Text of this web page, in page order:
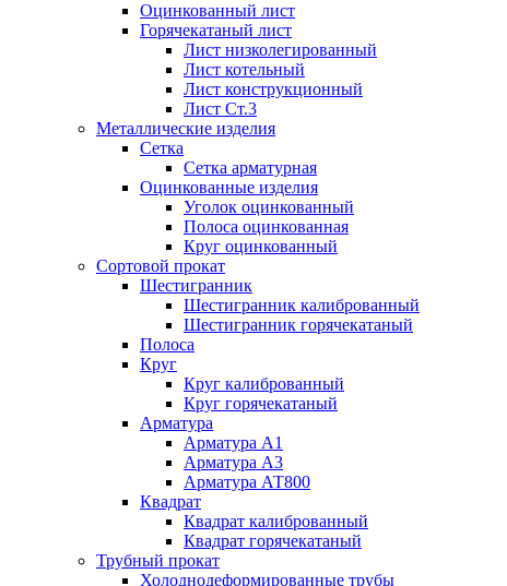
Оцинкованный лист
Горячекатаный лист
Лист низколегированный
Лист котельный
Лист конструкционный
Лист Ст.3
Металлические изделия
Сетка
Сетка арматурная
Оцинкованные изделия
Уголок оцинкованный
Полоса оцинкованная
Круг оцинкованный
Сортовой прокат
Шестигранник
Шестигранник калиброванный
Шестигранник горячекатаный
Полоса
Круг
Круг калиброванный
Круг горячекатаный
Арматура
Арматура А1
Арматура А3
Арматура АТ800
Квадрат
Квадрат калиброванный
Квадрат горячекатаный
Трубный прокат
Холоднодеформированные трубы